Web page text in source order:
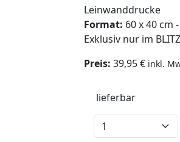
Leinwanddrucke
Format: 60 x 40 cm
Exklusiv nur im
Preis: 39,95 € inkl.
lieferbar